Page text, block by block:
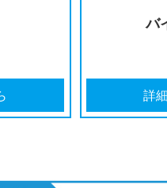
いかない
こちら